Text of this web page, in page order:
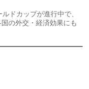
ドカップが進行中で、
の外交・経済効果にも